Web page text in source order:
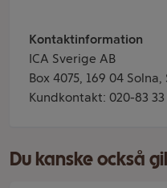
Kontaktinformation
ICA Sverige AB
Box 4075, 169 04
Kundkontakt: 020-83 33
Du kanske också